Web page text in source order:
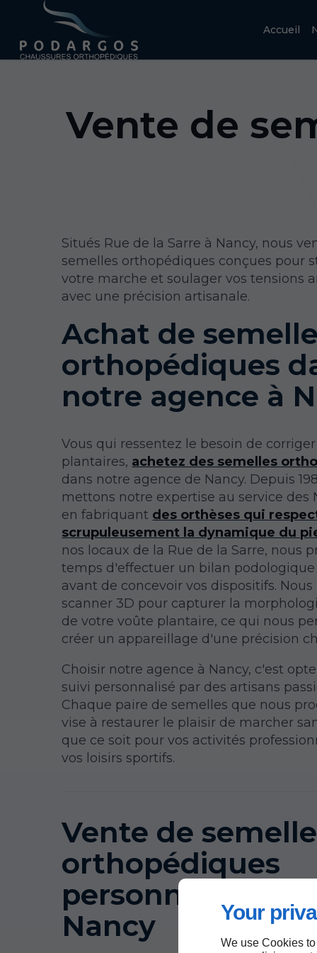
Your
We use Cookies
Accueil
Vente de
Situés Rue de la Sarre à Nancy, nous
semelles orthopédiques conçues pour
votre marche et soulager vos tensions
avec une précision artisanale.
Achat de
orthopédiques
notre agence à
Vous qui ressentez le besoin de
plantaires, achetez des semelles
dans notre agence de Nancy. Depuis
mettons notre expertise au service des
en fabriquant des orthèses qui
scrupuleusement la dynamique du
nos locaux de la Rue de la Sarre, nous
temps d'effectuer un bilan
avant de concevoir vos dispositifs.
scanner 3D pour capturer la
de votre voûte plantaire, ce qui nous
créer un appareillage d'une précision
Choisir notre agence à Nancy, c'est
suivi personnalisé par des artisans
Chaque paire de semelles que nous
vise à restaurer le plaisir de marcher
que ce soit pour vos activités
vos loisirs sportifs.
Vente de
orthopédiques
personnalisées à
Nancy